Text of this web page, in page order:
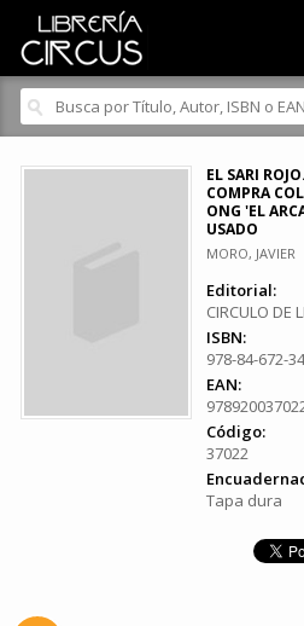
EL SARI
COMPRA
ONG 'EL
USADO
MORO, JAVIER
Editorial:
CIRCULO DE
ISBN:
978-84-672-
EAN:
Código:
37022
Tapa dura